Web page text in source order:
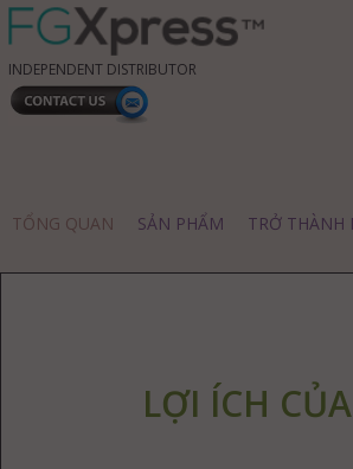
INDEPENDENT DISTRIBUTOR
TỔNG QUAN SẢN PHẨM TRỞ THÀNH
LỢI ÍCH